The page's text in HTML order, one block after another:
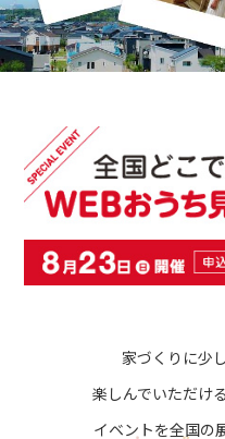
家づくりに少
楽しんでいただける
イベントを全国の